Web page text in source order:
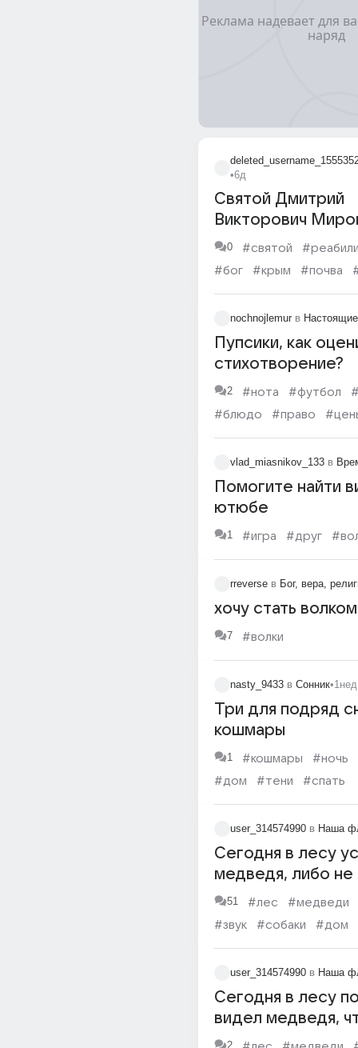
•6д
Святой Дмитрий
Викторович
родился в
семье в
пока до 35?
0 #святой
#бог
#крым #почва
#роды
nochnojlemur в
Пупсики, как
стихотворение?
2 #нота #футбол
#блюдо
#право
vlad_miasnikov_133 в
Помогите найти
ютюбе
1 #игра #друг
rreverse в Бог, вера,
хочу стать волком
7 #волки
nasty_9433 в Сонник•1нед
Три для подряд
кошмары
1 #кошмары
#ночь
#дом
#тени #спать
user_314574990 в Наша
Сегодня в лесу
медведя, либо
кто это был?
51 #лес
#медведи
#звук
#собаки #дом
user_314574990 в Наша
Сегодня в лесу
видел медведя,
было? Кто
2